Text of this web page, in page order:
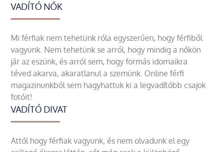
VADÍTÓ NŐK
Mi férfiak nem tehetünk róla egyszerűen, hogy férfiből
vagyunk. Nem tehetünk se arról, hogy mindig a nőkön
jár az eszünk, és arról sem, hogy formás idomaikra
téved akarva, akaratlanul a szemünk. Online férfi
magazinunkból sem hagyhattuk ki a legvadítóbb csajok
fotóit!
VADÍTÓ DIVAT
Attól hogy férfiak vagyunk, és nem olvadunk el egy